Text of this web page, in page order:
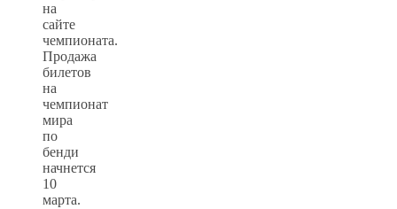
на
сайте
чемпионата.
Продажа
билетов
на
чемпионат
мира
по
бенди
начнется
10
марта.